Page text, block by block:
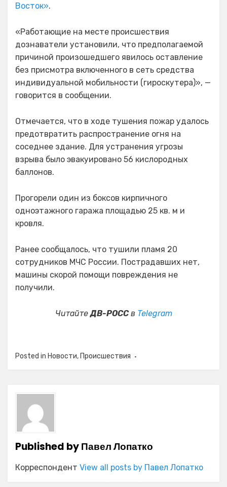
Восток».
«Работающие на месте происшествия
дознаватели установили, что предполагаемой
причиной произошедшего явилось оставление
без присмотра включенного в сеть средства
индивидуальной мобильности (гироскутера)», —
говорится в сообщении.
Отмечается, что в ходе тушения пожар удалось
предотвратить распространение огня на
соседнее здание. Для устранения угрозы
взрыва было эвакуировано 56 кислородных
баллонов.
Прогорели один из боксов кирпичного
одноэтажного гаража площадью 25 кв. м и
кровля.
Ранее сообщалось, что тушили пламя 20
сотрудников МЧС России. Пострадавших нет,
машины скорой помощи повреждения не
получили.
ЧитайтеДВ-РОССв Telegram
Posted in Новости, Происшествия
Published byПавел Лопатко
Корреспондент View all posts by Павел Лопатко